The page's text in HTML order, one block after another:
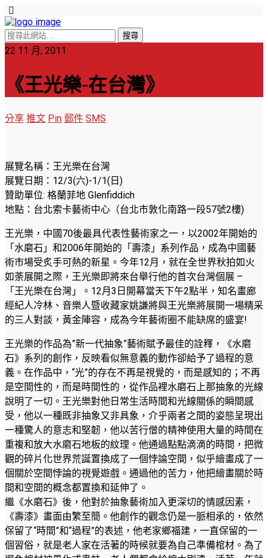
22 11 月, 2011
《王光樂-在台灣》
分享 推文 Pin 郵件 SMS
展覽名稱：王光樂在台灣
展覽日期：12/3(六)-1/1(日)
贊助單位: 格蘭菲地 Glenfiddich
地點：台北索卡藝術中心（台北市敦化南路一段57號2樓)
王光樂，中國70後最具代表性藝術家之一，以2002年開始的
「水磨石」和2006年開始的「壽漆」系列作品，成為中國藝
術市場受炙手可熱的新星。今年12月，就在全世界秋拍如火
如荼展開之際，王光樂即將來台舉行他的首次台灣個展 –
「王光樂在台灣」。12月3日開幕當天下午2點半，知名畫廊
經紀人冷林、音樂人暨收藏家姚謙將與王光樂將展開一場精采
的三人對談，黃金陣容，成為今年藝術圈不能缺席的盛宴!
王光樂的作品為”新一代抽象”藝術賦予最佳的詮釋，《水磨
石》系列的創作，反映看似無意義的動作卻給予了過程的意
義。在作品中，“光”的存在不再是視覺的，而是感知的；不再
是空間性的，而是時間性的，從作品裡水磨石上那抽象的光線
說明了一切。王光樂對他日常生活時間和光線關係的瞬間感
受，他以一種既非抽象又非具象，介乎兩者之間的姿態呈現出
一種驚人的意志和堅韌，他以苦行僧的精神使用大量的時間在
重複和放大水磨石地板的紋理。他通過點點滴滴的時間，把微
觀的碎片化世界荒誕置換成了一個悖論空間，似乎繪畫成了一
個關於空間悖論的視覺遊戲。通過他的苦力，他把繪畫關於時
間和空間的概念都置換和延伸了。
繼《水磨石》後，他對於抽象藝術加入更深切的情感因素，
《壽漆》畫面由繁至簡。他創作的觀念仍是一脈相承的，依然
保留了“時間”和“過程”的表述，他老家鄉福建，一直保留的一
個習俗，就是老人家在活著的時候就要為自己準備棺材。為了